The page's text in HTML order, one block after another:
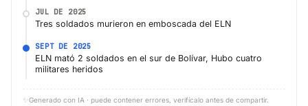
JUL DE 2025
Tres soldados murieron en emboscada del ELN
SEPT DE 2025
ELN mató 2 soldados en el sur de Bolívar, Hubo cuatro
militares heridos
✨ Generado con IA · puede contener errores, verifícalo antes de compartir.